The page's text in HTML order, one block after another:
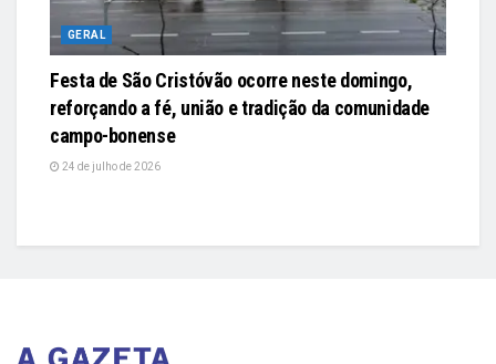
GERAL
Festa de São Cristóvão ocorre neste domingo,
reforçando a fé, união e tradição da comunidade
campo-bonense
24 de julho de 2026